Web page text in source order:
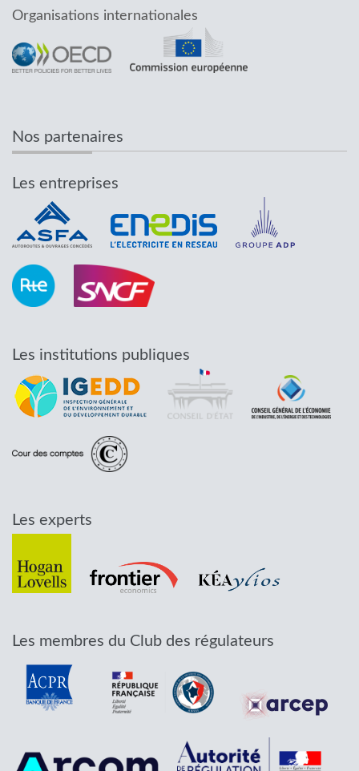
Organisations internationales
Nos partenaires
Les entreprises
Les institutions publiques
Les experts
Les membres du Club des régulateurs